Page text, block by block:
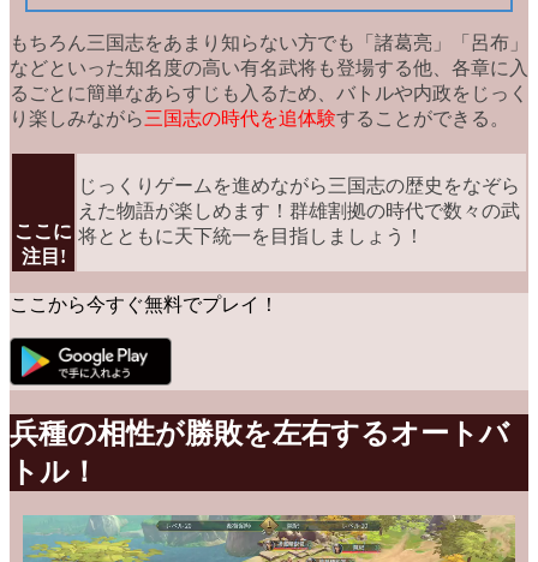
もちろん三国志をあまり知らない方でも「諸葛亮」「呂布」
などといった知名度の高い有名武将も登場する他、各章に入
るごとに簡単なあらすじも入るため、バトルや内政をじっく
り楽しみながら三国志の時代を追体験することができる。
ここに
注目!
じっくりゲームを進めながら三国志の歴史をなぞら
えた物語が楽しめます！群雄割拠の時代で数々の武
将とともに天下統一を目指しましょう！
ここから今すぐ無料でプレイ！
兵種の相性が勝敗を左右するオートバ
トル！